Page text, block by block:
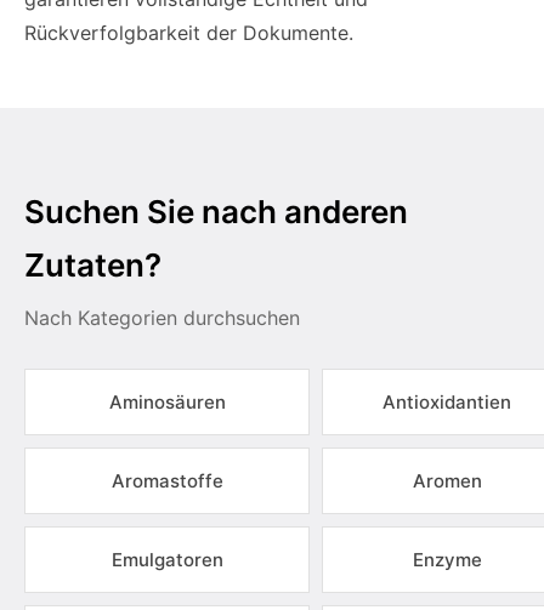
Rückverfolgbarkeit der Dokumente.
Suchen Sie nach anderen
Zutaten?
Nach Kategorien durchsuchen
Aminosäuren Antioxidantien
Aromastoffe Aromen
Emulgatoren Enzyme